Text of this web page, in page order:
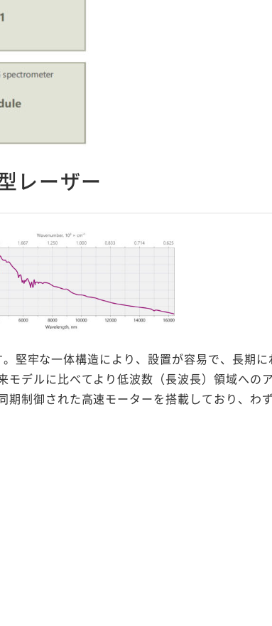
レーザー
堅牢な一体構造により、設置が容易で、長期に
デルに比べてより低波数（長波長）領域への
制御された高速モーターを搭載しており、わ